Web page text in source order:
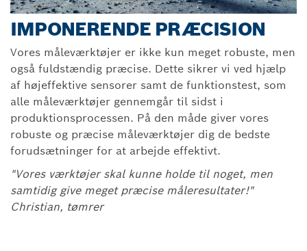
IMPONERENDE PRÆCISION
Vores måleværktøjer er ikke kun meget robuste, men
også fuldstændig præcise. Dette sikrer vi ved hjælp
af højeffektive sensorer samt de funktionstest, som
alle måleværktøjer gennemgår til sidst i
produktionsprocessen. På den måde giver vores
robuste og præcise måleværktøjer dig de bedste
forudsætninger for at arbejde effektivt.
"Vores værktøjer skal kunne holde til noget, men
samtidig give meget præcise måleresultater!"
Christian, tømrer